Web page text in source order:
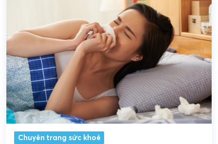
Chuyên trang sức khoẻ